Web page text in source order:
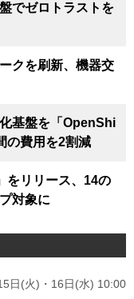
でゼロトラストを
クを刷新、機器交
基盤を「OpenShi
の費用を2割減
をリリース、14の
対象に
日(火)・16日(水) 10:00